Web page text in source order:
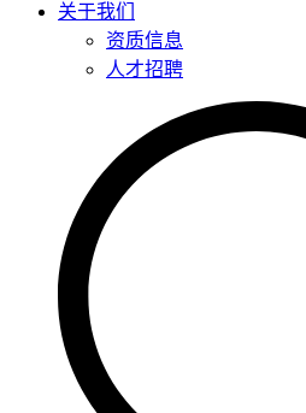
关于我们
资质信息
人才招聘